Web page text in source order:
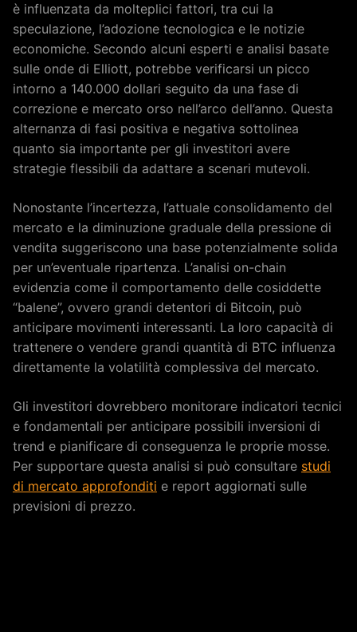
è influenzata da molteplici fattori, tra cui la
speculazione, l’adozione tecnologica e le notizie
economiche. Secondo alcuni esperti e analisi basate
sulle onde di Elliott, potrebbe verificarsi un picco
intorno a 140.000 dollari seguito da una fase di
correzione e mercato orso nell’arco dell’anno. Questa
alternanza di fasi positiva e negativa sottolinea
quanto sia importante per gli investitori avere
strategie flessibili da adattare a scenari mutevoli.
Nonostante l’incertezza, l’attuale consolidamento del
mercato e la diminuzione graduale della pressione di
vendita suggeriscono una base potenzialmente solida
per un’eventuale ripartenza. L’analisi on-chain
evidenzia come il comportamento delle cosiddette
“balene”, ovvero grandi detentori di Bitcoin, può
anticipare movimenti interessanti. La loro capacità di
trattenere o vendere grandi quantità di BTC influenza
direttamente la volatilità complessiva del mercato.
Gli investitori dovrebbero monitorare indicatori tecnici
e fondamentali per anticipare possibili inversioni di
trend e pianificare di conseguenza le proprie mosse.
Per supportare questa analisi si può consultare studi
di mercato approfonditi e report aggiornati sulle
previsioni di prezzo.